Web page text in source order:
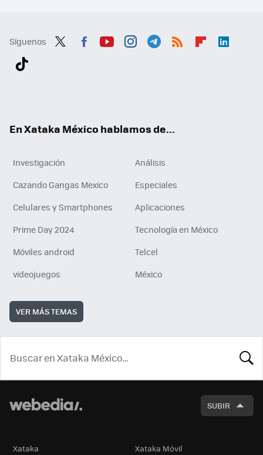
Síguenos
En Xataka México hablamos de...
Investigación
Análisis
Cazando Gangas Mexico
Especiales
Celulares y Smartphones
Aplicaciones
Prime Day 2024
Tecnología en México
Móviles android
Telcel
videojuegos
México
VER MÁS TEMAS
SUBIR
Xataka Xataka Móvil